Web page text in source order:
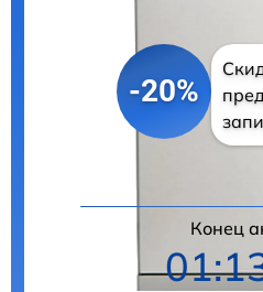
-20%
Конец